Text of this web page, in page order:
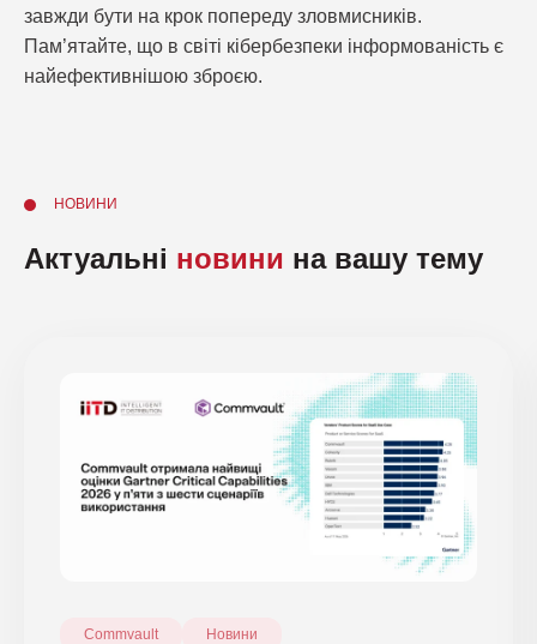
завжди бути на крок попереду зловмисників.
Пам’ятайте, що в світі кібербезпеки інформованість є
найефективнішою зброєю.
НОВИНИ
Актуальні новини на вашу тему
Commvault Новини